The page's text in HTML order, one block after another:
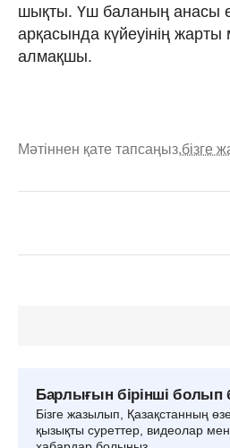
шықты. Үш баланың анасы
арқасында күйеуінің жарты
алмақшы.
Мәтіннен қате тапсаңыз,бізге
Барлығын бірінші болып
Бізге жазылып, Қазақстанның
қызықты суреттер, видеолар